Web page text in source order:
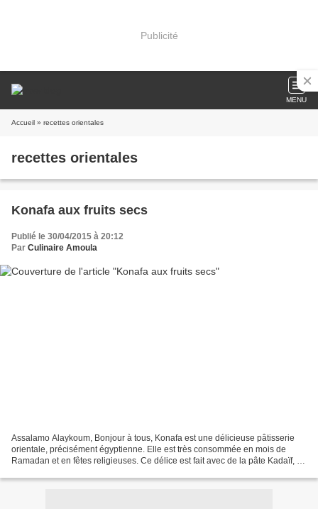
Publicité
MENU
Accueil » recettes orientales
recettes orientales
Konafa aux fruits secs
Publié le 30/04/2015 à 20:12
Par Culinaire Amoula
Assalamo Alaykoum, Bonjour à tous, Konafa est une délicieuse pâtisserie
orientale, précisément égyptienne. Elle est très consommée en mois de
Ramadan et en fêtes religieuses. Ce délice est fait avec de la pâte Kadaïf, de